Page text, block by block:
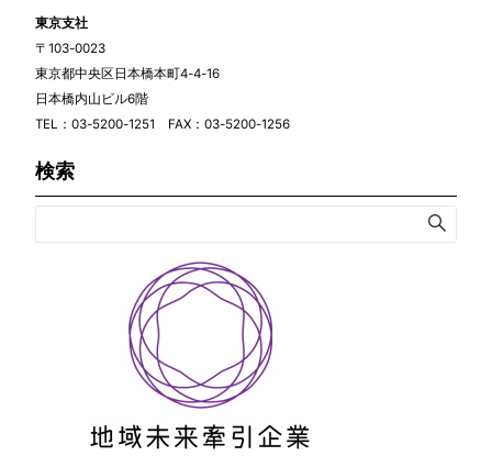
東京支社
〒103-0023
東京都中央区日本橋本町4-4-16
日本橋内山ビル6階
TEL：03-5200-1251 FAX：03-5200-1256
検索